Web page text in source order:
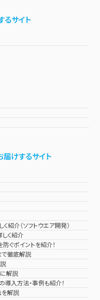
るサイト
けするサイト
紹介（ソフトウエア開発）
く紹介
ぐポイントを紹介！
で徹底解説
解説
導入方法・事例も紹介！
を解説